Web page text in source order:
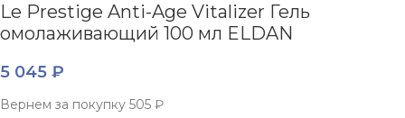
Le Prestige Anti-Age Vitalizer Гель
омолаживающий 100 мл ELDAN
5 045 ₽
Вернем за покупку 505 ₽